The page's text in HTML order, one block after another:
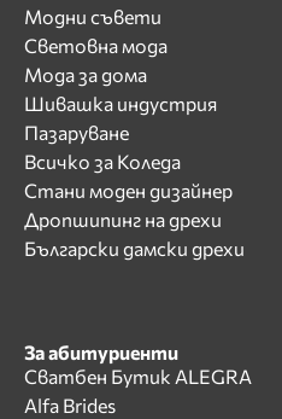
Модни съвети
Световна мода
Мода за дома
Шивашка индустрия
Пазаруване
Всичко за Коледа
Стани моден дизайнер
Дропшипинг на дрехи
Български дамски дрехи
За абитуриенти
Сватбен Бутик ALEGRA
Alfa Brides